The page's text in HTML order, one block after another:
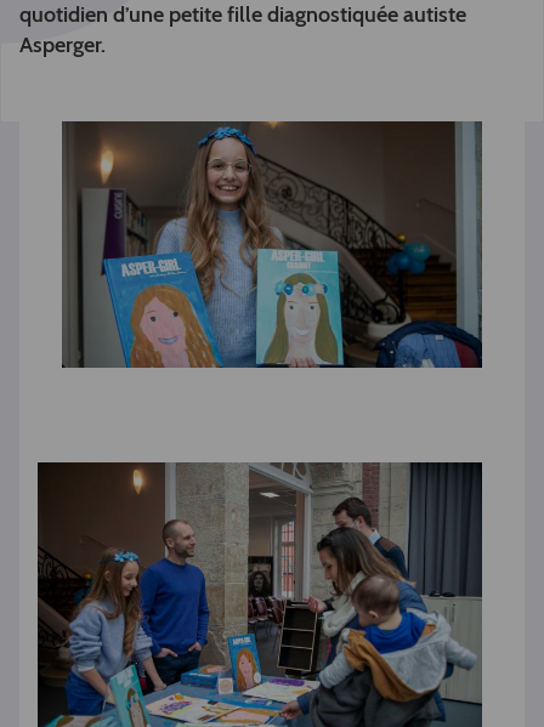
quotidien d’une petite fille diagnostiquée autiste
Asperger.